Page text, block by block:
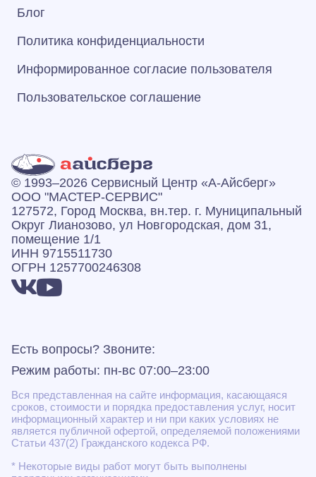
Блог
Политика конфиденциальности
Информированное согласие пользователя
Пользовательское соглашение
© 1993–2026 Сервисный Центр «А‑Айсберг»
ООО "МАСТЕР-СЕРВИС"
127572, Город Москва, вн.тер. г. Муниципальный
Округ Лианозово, ул Новгородская, дом 31,
помещение 1/1
ИНН 9715511730
ОГРН 1257700246308
Есть вопросы? Звоните:
Режим работы: пн-вс 07:00–23:00
Вся представленная на сайте информация, касающаяся
сроков, стоимости и порядка предоставления услуг, носит
информационный характер и ни при каких условиях не
является публичной офертой, определяемой положениями
Статьи 437(2) Гражданского кодекса РФ.
* Некоторые виды работ могут быть выполнены